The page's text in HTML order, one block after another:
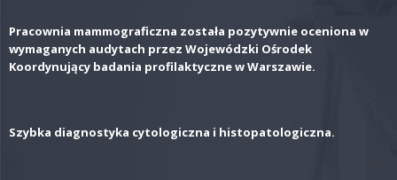
Pracownia mammograficzna została pozytywnie oceniona w
wymaganych audytach przez Wojewódzki Ośrodek
Koordynujący badania profilaktyczne w Warszawie.
Szybka diagnostyka cytologiczna i histopatologiczna.